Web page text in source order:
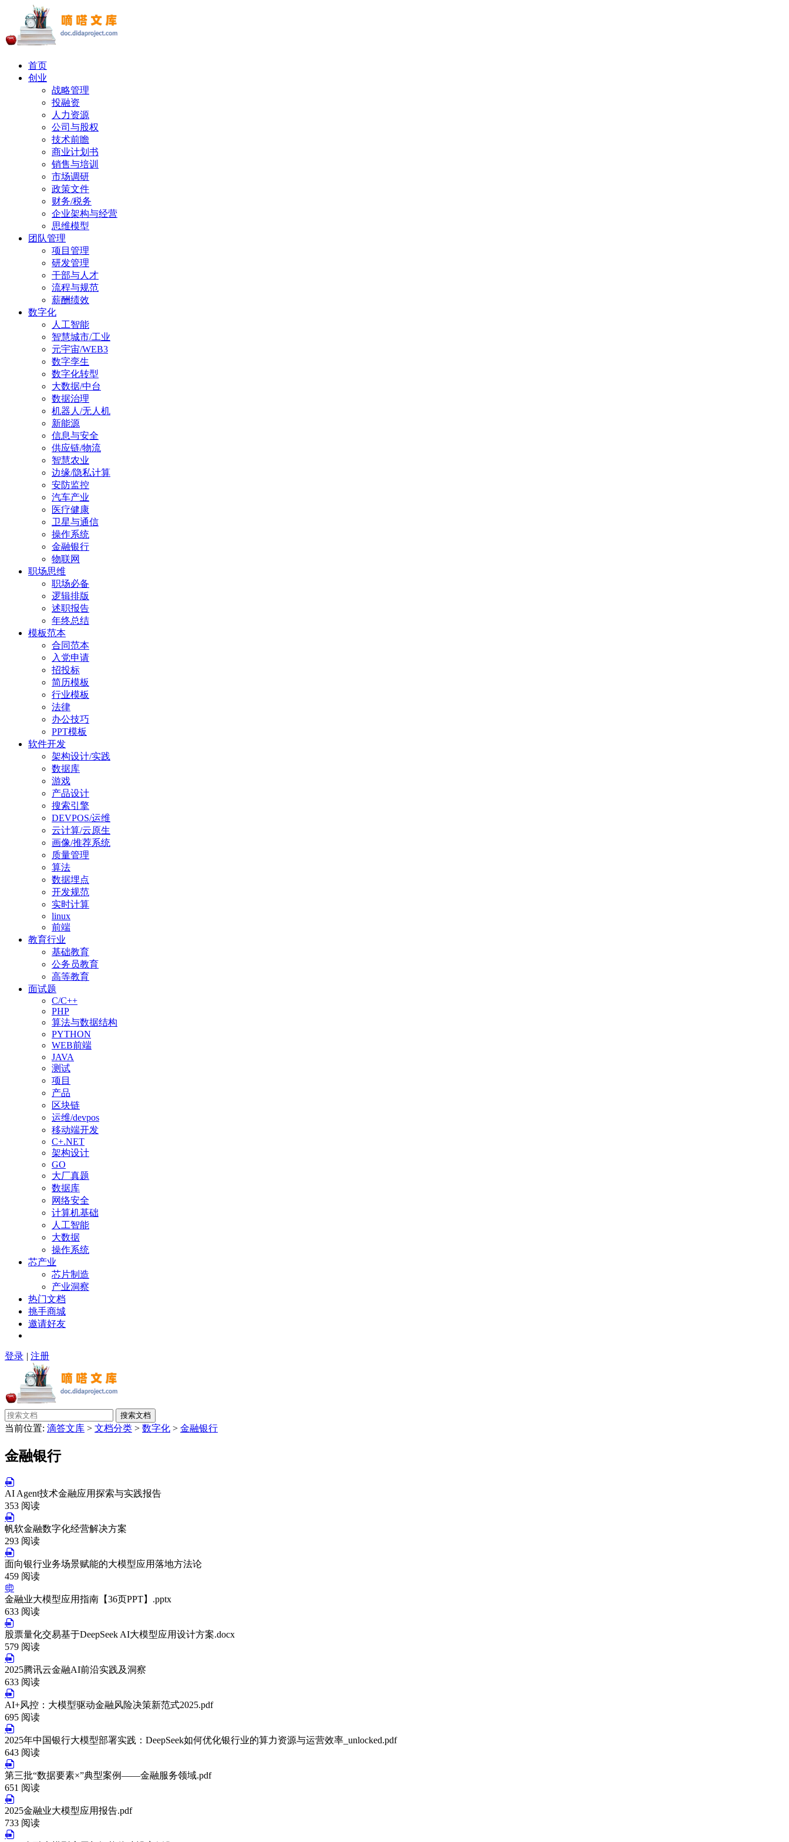
首页
创业
战略管理
投融资
人力资源
公司与股权
技术前瞻
商业计划书
销售与培训
市场调研
政策文件
财务/税务
企业架构与经营
思维模型
团队管理
项目管理
研发管理
干部与人才
流程与规范
薪酬绩效
数字化
人工智能
智慧城市/工业
元宇宙/WEB3
数字孪生
数字化转型
大数据/中台
数据治理
机器人/无人机
新能源
信息与安全
供应链/物流
智慧农业
边缘/隐私计算
安防监控
汽车产业
医疗健康
卫星与通信
操作系统
金融银行
物联网
职场思维
职场必备
逻辑排版
述职报告
年终总结
模板范本
合同范本
入党申请
招投标
简历模板
行业模板
法律
办公技巧
PPT模板
软件开发
架构设计/实践
数据库
游戏
产品设计
搜索引擎
DEVPOS/运维
云计算/云原生
画像/推荐系统
质量管理
算法
数据埋点
开发规范
实时计算
linux
前端
教育行业
基础教育
公务员教育
高等教育
面试题
C/C++
PHP
算法与数据结构
PYTHON
WEB前端
JAVA
测试
项目
产品
区块链
运维/devpos
移动端开发
C+.NET
架构设计
GO
大厂真题
数据库
网络安全
计算机基础
人工智能
大数据
操作系统
芯产业
芯片制造
产业洞察
热门文档
挑手商城
邀请好友
登录 | 注册
搜索文档
当前位置: 滴答文库 > 文档分类 > 数字化 > 金融银行
金融银行
AI Agent技术金融应用探索与实践报告
353 阅读
帆软金融数字化经营解决方案
293 阅读
面向银行业务场景赋能的大模型应用落地方法论
459 阅读
金融业大模型应用指南【36页PPT】.pptx
633 阅读
股票量化交易基于DeepSeek AI大模型应用设计方案.docx
579 阅读
2025腾讯云金融AI前沿实践及洞察
633 阅读
AI+风控：大模型驱动金融风险决策新范式2025.pdf
695 阅读
2025年中国银行大模型部署实践：DeepSeek如何优化银行业的算力资源与运营效率_unlocked.pdf
643 阅读
第三批“数据要素×”典型案例——金融服务领域.pdf
651 阅读
2025金融业大模型应用报告.pdf
733 阅读